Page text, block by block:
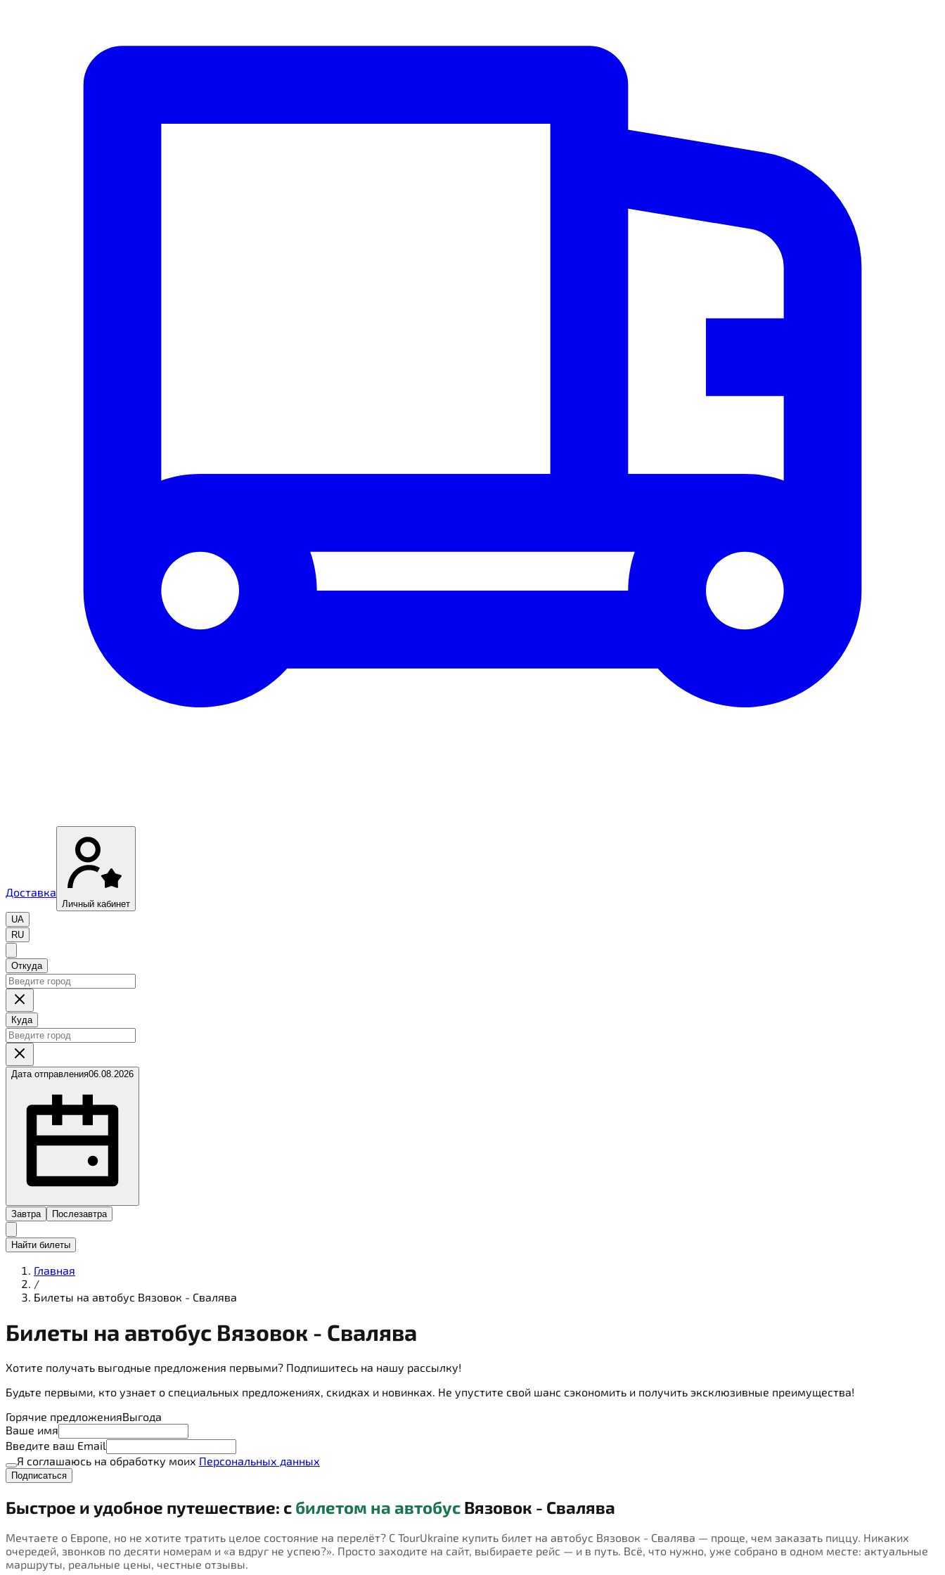
Доставка
Личный кабинет
UA
RU
Откуда
Куда
Дата отправления06.08.2026
Завтра Послезавтра
Найти билеты
Главная
/
Билеты на автобус Вязовок - Свалява
Билеты на автобус Вязовок - Свалява
Хотите получать выгодные предложения первыми? Подпишитесь на нашу рассылку!
Будьте первыми, кто узнает о специальных предложениях, скидках и новинках. Не упустите свой шанс сэкономить и получить эксклюзивные преимущества!
Горячие предложенияВыгода
Ваше имя
Введите ваш Email
Я соглашаюсь на обработку моих Персональных данных
Подписаться
Быстрое и удобное путешествие: с билетом на автобус Вязовок - Свалява
Мечтаете о Европе, но не хотите тратить целое состояние на перелёт? С TourUkraine купить билет на автобус Вязовок - Свалява — проще, чем заказать пиццу. Никаких
очередей, звонков по десяти номерам и «а вдруг не успею?». Просто заходите на сайт, выбираете рейс — и в путь. Всё, что нужно, уже собрано в одном месте: актуальные
маршруты, реальные цены, честные отзывы.